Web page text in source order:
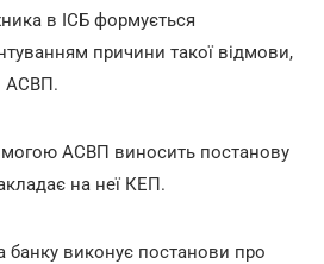
в ІСБ формується
причини такої відмови,
АСВП.
АСВП виносить постанову
на неї КЕП.
банку виконує постанови про